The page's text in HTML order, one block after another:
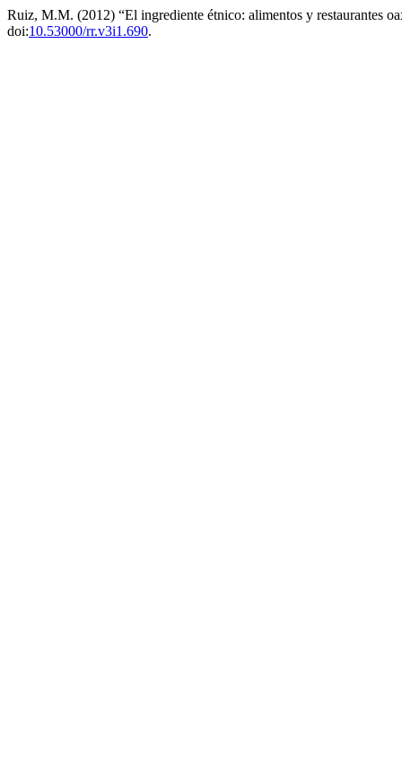
Ruiz, M.M. (2012) “El ingrediente étnico: alimentos y restaurantes
doi:10.53000/rr.v3i1.690.